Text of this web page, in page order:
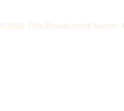
©2026 Oita Broadcasting System,